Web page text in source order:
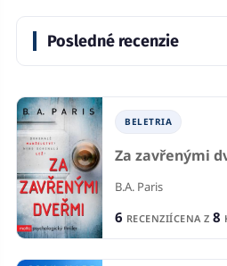
Posledné recenzie
BELETRIA
Za zavřenými
B.A. Paris
6 RECENZIÍCENA Z 8